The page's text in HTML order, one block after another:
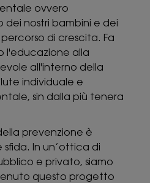
ovvero
nostri bambini e dei
di crescita. Fa
l'educazione alla
all'interno della
individuale e
sin dalla più tenera
prevenzione è
In un’ottica di
e privato, siamo
questo progetto